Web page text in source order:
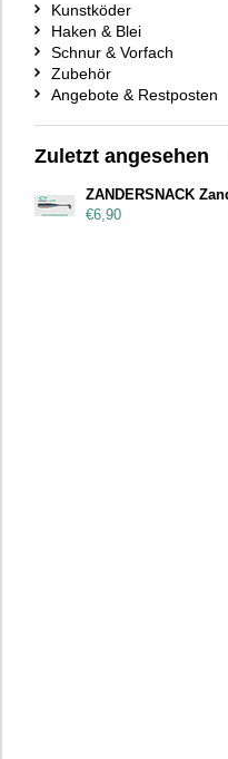
Kunstköder
Haken & Blei
Schnur & Vorfach
Zubehör
Angebote & Restposten
Zuletzt angesehen
€6,90